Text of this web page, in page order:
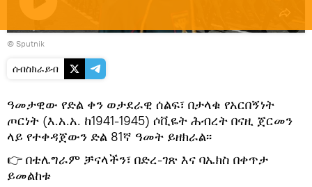
ቪዲዮውን
ያጫውቱ
© Sputnik
ሰብስክራይብ
ዓመታዊው የድል ቀን ወታደራዊ ሰልፍ፣ በታላቁ የአርበኝነት
ጦርነት (እ.አ.አ. ከ1941-1945) ሶቪዬት ሕብረት በናዚ ጀርመን
ላይ የተቀዳጀውን ድል 81ኛ ዓመት ይዘክራል፡፡
👉 በቴሌግራም ቻናላችን፣ በድረ-ገጽ እና ባኤክስ በቀጥታ
ይመልከቱ